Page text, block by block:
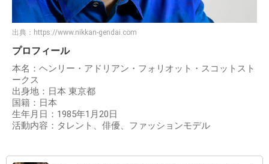
出典： https://www.nikkan-gendai.com
プロフィール
本名：ヘンリー・アドリアン・フォリオット・スコットスト
ークス
出身地：日本 東京都
国籍：日本
生年月日：1985年1月20日
活動内容：タレント、俳優、ファッションモデル